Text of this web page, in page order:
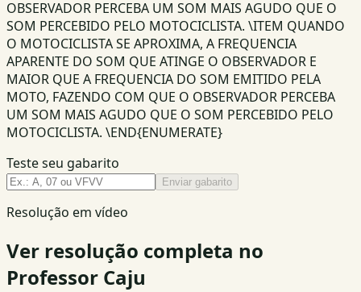
OBSERVADOR PERCEBA UM SOM MAIS AGUDO QUE O
SOM PERCEBIDO PELO MOTOCICLISTA. \ITEM QUANDO
O MOTOCICLISTA SE APROXIMA, A FREQUENCIA
APARENTE DO SOM QUE ATINGE O OBSERVADOR E
MAIOR QUE A FREQUENCIA DO SOM EMITIDO PELA
MOTO, FAZENDO COM QUE O OBSERVADOR PERCEBA
UM SOM MAIS AGUDO QUE O SOM PERCEBIDO PELO
MOTOCICLISTA. \END{ENUMERATE}
Teste seu gabarito
Enviar gabarito
Resolução em vídeo
Ver resolução completa no
Professor Caju